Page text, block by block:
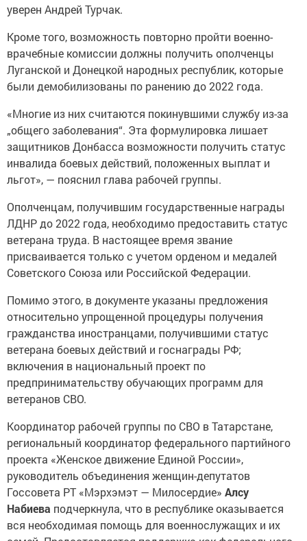
уверен Андрей Турчак.
Кроме того, возможность повторно пройти военно-
врачебные комиссии должны получить ополченцы
Луганской и Донецкой народных республик, которые
были демобилизованы по ранению до 2022 года.
«Многие из них считаются покинувшими службу из-за
„общего заболевания“. Эта формулировка лишает
защитников Донбасса возможности получить статус
инвалида боевых действий, положенных выплат и
льгот», — пояснил глава рабочей группы.
Ополченцам, получившим государственные награды
ЛДНР до 2022 года, необходимо предоставить статус
ветерана труда. В настоящее время звание
присваивается только с учетом орденом и медалей
Советского Союза или Российской Федерации.
Помимо этого, в документе указаны предложения
относительно упрощенной процедуры получения
гражданства иностранцами, получившими статус
ветерана боевых действий и госнаграды РФ;
включения в национальный проект по
предпринимательству обучающих программ для
ветеранов СВО.
Координатор рабочей группы по СВО в Татарстане,
региональный координатор федерального партийного
проекта «Женское движение Единой России»,
руководитель объединения женщин-депутатов
Госсовета РТ «Мэрхэмэт — Милосердие» Алсу
Набиева подчеркнула, что в республике оказывается
вся необходимая помощь для военнослужащих и их